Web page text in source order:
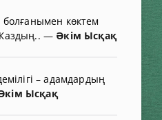
көктем
— Әкім Ысқақ
– адамдардың
Ысқақ